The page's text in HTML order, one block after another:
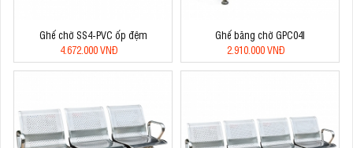
Ghế chờ SS4-PVC ốp đệm
4.672.000 VNĐ
Ghế băng chờ GPC04I
2.910.000 VNĐ